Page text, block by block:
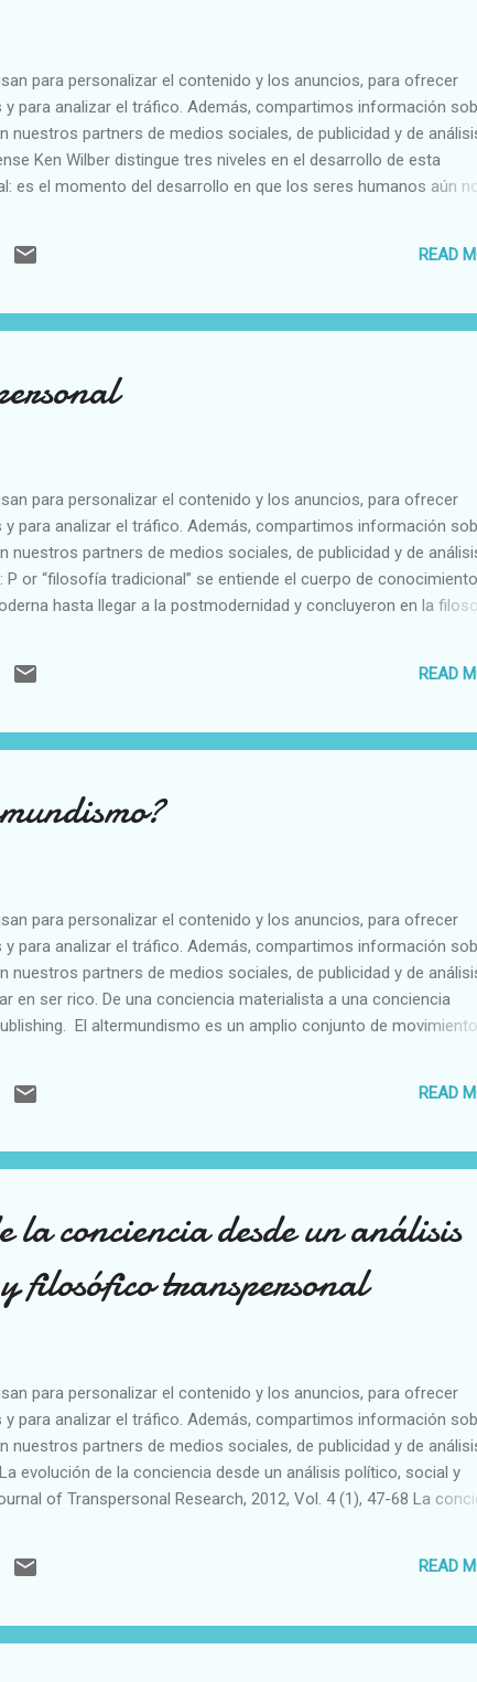
para personalizar el contenido y los anuncios, para ofrecer
para analizar el tráfico. Además, compartimos información
nuestros partners de medios sociales, de publicidad y de
Ken Wilber distingue tres niveles en el desarrollo de esta
es el momento del desarrollo en que los seres humanos aún
personal: que se alcanza cuando el individuo toma conciencia
diferente a otras. El nivel transpersonal: el nivel que se alcanza
consciencia social, ecológica y espiritual, mayor.
READ
para personalizar el contenido y los anuncios, para ofrecer
para analizar el tráfico. Además, compartimos información
nuestros partners de medios sociales, de publicidad y de
P or “filosofía tradicional” se entiende el cuerpo de
hasta llegar a la postmodernidad y concluyeron en la
ha desembocado en el pensamiento único neoliberal que
expresada en las democracias occidentales,
neoliberal ha sometido la razón al servicio de la fe ciega en los
READ
para personalizar el contenido y los anuncios, para ofrecer
para analizar el tráfico. Además, compartimos información
nuestros partners de medios sociales, de publicidad y de
en ser rico. De una conciencia materialista a una conciencia
El altermundismo es un amplio conjunto de
de beneficiar a las grandes multinacionales y países más
READ
la conciencia desde un análisis
filosófico transpersonal
para personalizar el contenido y los anuncios, para ofrecer
para analizar el tráfico. Además, compartimos información
nuestros partners de medios sociales, de publicidad y de
evolución de la conciencia desde un análisis político, social y
of Transpersonal Research, 2012, Vol. 4 (1), 47-68 La
neoliberalismo . Esta última versión del capitalismo,
su propio final pues está acabando con el valor del trabajo
mediante Kant, produjo la diferenciación del “yo”, el “...
READ